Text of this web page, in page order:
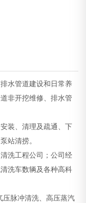
水管道建设和日常养
非开挖维修、排水管
装、清理及疏通、下
站清捞。
洗工程公司；公司经
洗车数辆及各种高科
压脉冲清洗、高压蒸汽